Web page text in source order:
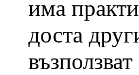
има
доста